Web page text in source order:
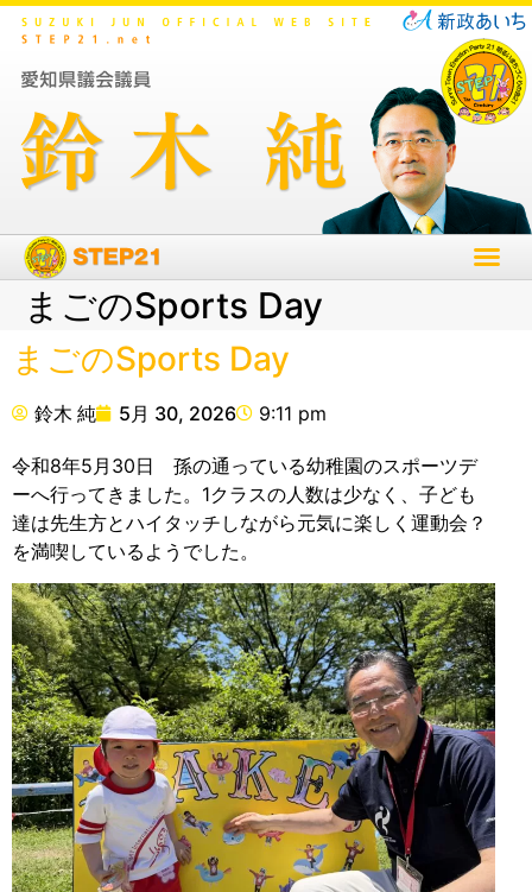
まごのSports Day
まごのSports Day
鈴木 純 5月 30, 2026 9:11 pm
令和8年5月30日 孫の通っている幼稚園のスポーツデ
ーへ行ってきました。1クラスの人数は少なく、子ども
達は先生方とハイタッチしながら元気に楽しく運動会？
を満喫しているようでした。